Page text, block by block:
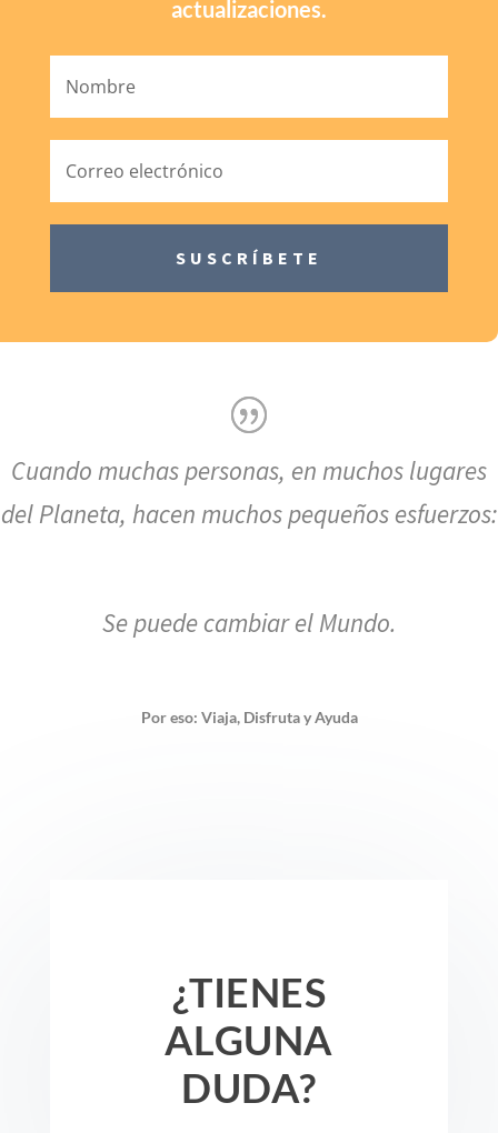
actualizaciones.
SUSCRÍBETE
Cuando muchas personas, en muchos lugares
del Planeta, hacen muchos pequeños esfuerzos:
Se puede cambiar el Mundo.
Por eso: Viaja, Disfruta y Ayuda
¿TIENES
ALGUNA
DUDA?